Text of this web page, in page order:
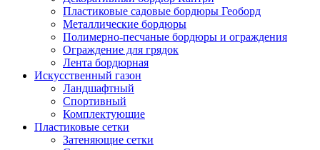
Пластиковые садовые бордюры Геоборд
Металлические бордюры
Полимерно-песчаные бордюры и ограждения
Ограждение для грядок
Лента бордюрная
Искусственный газон
Ландшафтный
Спортивный
Комплектующие
Пластиковые сетки
Затеняющие сетки